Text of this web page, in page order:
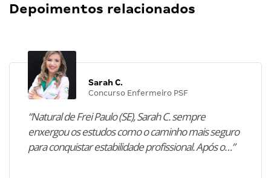
Depoimentos relacionados
Sarah C.
Concurso Enfermeiro PSF
“Natural de Frei Paulo (SE), Sarah C. sempre
enxergou os estudos como o caminho mais seguro
para conquistar estabilidade profissional. Após o…”